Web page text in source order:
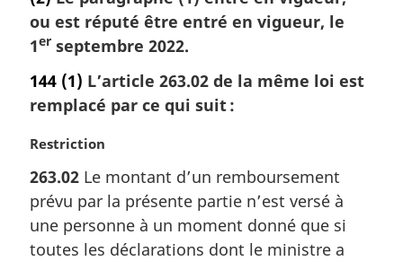
ou est réputé être entré en vigueur, le
1er septembre 2022.
144 (1) L’article 263.02 de la même loi est
remplacé par ce qui suit :
N
t
e
m
a
Restriction
263.02 Le montant d’un remboursement
prévu par la présente partie n’est versé à
une personne à un moment donné que si
toutes les déclarations dont le ministre a